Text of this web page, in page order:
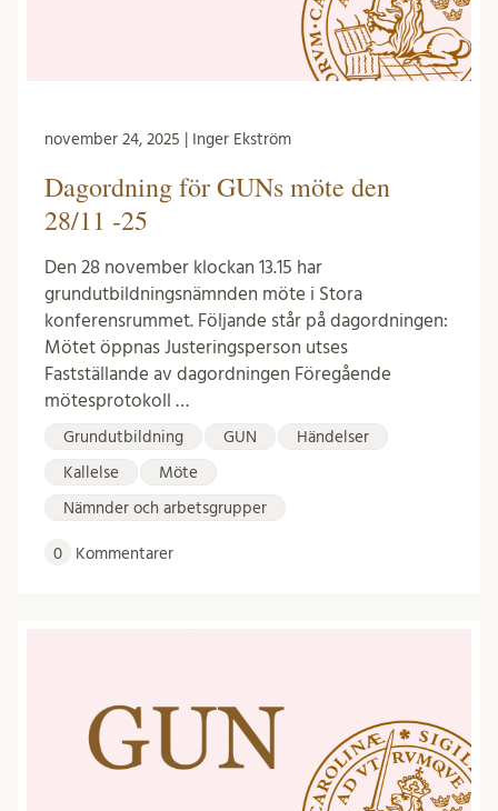
november 24, 2025 | Inger Ekström
Dagordning för GUNs möte den
28/11 -25
Den 28 november klockan 13.15 har
grundutbildningsnämnden möte i Stora
konferensrummet. Följande står på dagordningen:
Mötet öppnas Justeringsperson utses
Fastställande av dagordningen Föregående
mötesprotokoll …
Grundutbildning GUN Händelser
Kallelse Möte
Nämnder och arbetsgrupper
0 Kommentarer